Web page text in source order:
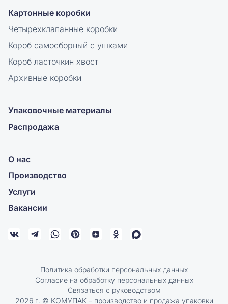
Картонные коробки
Четырехклапанные коробки
Короб самосборный с ушками
Короб ласточкин хвост
Архивные коробки
Упаковочные материалы
Распродажа
О нас
Производство
Услуги
Вакансии
Политика обработки персональных данных
Согласие на обработку персональных данных
Связаться с руководством
2026 г. © КОМУПАК – производство и продажа упаковки